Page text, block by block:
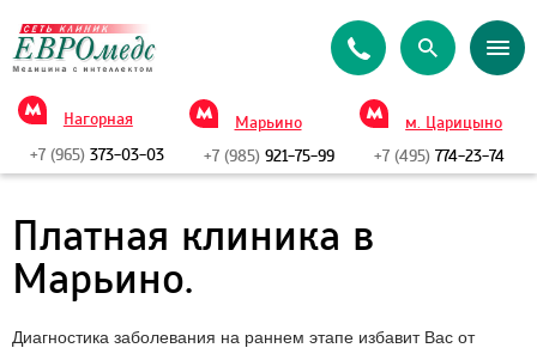
Нагорная
+7 (965) 373-03-03
Марьино
+7 (985)921-75-99
м. Царицыно
+7 (495) 774-23-74
Платная клиника в
Марьино.
Диагностика заболевания на раннем этапе избавит Вас от